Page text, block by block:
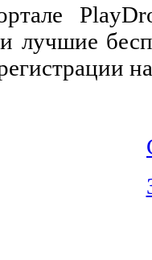
лучшие